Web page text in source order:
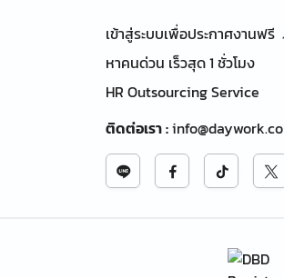
เข้าสู่ระบบเพื่อประกาศงานฟรี
หาคนด่วน เร็วสุด 1 ชั่วโมง
HR Outsourcing Service
ติดต่อเรา:info@daywork.co